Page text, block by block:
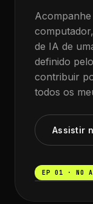
de IA de
definido
contribuir
todos os
Assistir
EP 01 · NO